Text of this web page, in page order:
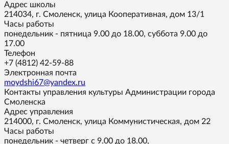
Адрес школы
214034, г. Смоленск, улица Кооперативная, дом 13/1
Часы работы
понедельник - пятница 9.00 до 18.00, суббота 9.00 до
17.00
Телефон
+7 (4812) 42-59-88
Электронная почта
moydshi67@yandex.ru
Контакты управления культуры Администрации города
Смоленска
Адрес управления
214000, г. Смоленск, улица Коммунистическая, дом 22
Часы работы
понедельник - четверг с 9.00 до 18.00,